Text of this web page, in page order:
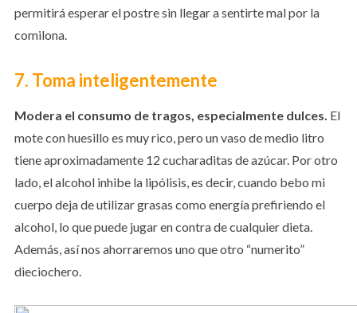
permitirá esperar el postre sin llegar a sentirte mal por la
comilona.
7. Toma inteligentemente
Modera el consumo de tragos, especialmente dulces. El
mote con huesillo es muy rico, pero un vaso de medio litro
tiene aproximadamente 12 cucharaditas de azúcar. Por otro
lado, el alcohol inhibe la lipólisis, es decir, cuando bebo mi
cuerpo deja de utilizar grasas como energía prefiriendo el
alcohol, lo que puede jugar en contra de cualquier dieta.
Además, así nos ahorraremos uno que otro “numerito”
dieciochero.